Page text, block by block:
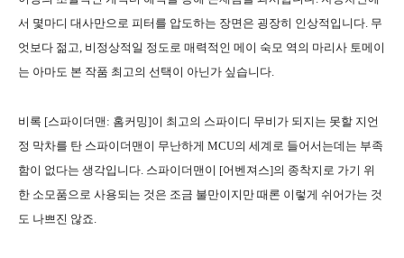
서 몇마디 대사만으로 피터를 압도하는 장면은 굉장히 인상적입니다. 무
엇보다 젊고, 비정상적일 정도로 매력적인 메이 숙모 역의 마리사 토메이
는 아마도 본 작품 최고의 선택이 아닌가 싶습니다.
비록 [스파이더맨: 홈커밍]이 최고의 스파이디 무비가 되지는 못할 지언
정 막차를 탄 스파이더맨이 무난하게 MCU의 세계로 들어서는데는 부족
함이 없다는 생각입니다. 스파이더맨이 [어벤져스]의 종착지로 가기 위
한 소모품으로 사용되는 것은 조금 불만이지만 때론 이렇게 쉬어가는 것
도 나쁘진 않죠.